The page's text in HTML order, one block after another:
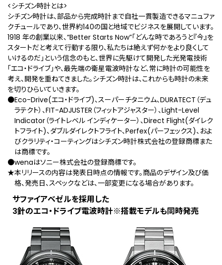
<シチズン時計とは>
シチズン時計は、部品から完成時計まで自社一貫製造できるマニュファ
クチュールであり、世界約140の国と地域でビジネスを展開しています。
1918 年の創業以来、“Better Starts Now”「どんな時であろうと『今』を
スタートだと考えて行動する限り、私たちは絶えず何かをより良くして
いけるのだ」という信念のもと、世界に先駆けて開発した光発電技術
「エコ・ドライブ」や、最先端の衛星電波時計など、常に時計の可能性を
考え、開発を重ねてきました。シチズン時計は、これからも時計の未来
を切りひらいていきます。
●Eco-Drive(エコ・ドライブ)、スーパーチタニウム、DURATECT（デュ
ラテクト）、FIT-ADJUSTER（フィットアジャスター）、Light-Level
Indicator（ライトレベル インディケーター）、Direct Flight(ダイレク
トフライト)、ダブルダイレクトフライト、Perfex(パーフェックス)、およ
びクラリティ・コーティングはシチズン時計株式会社の登録商標また
は商標です。
●wenaはソニー株式会社の登録商標です。
★本リリースの内容は発表日時点の情報です。商品のデザイン及び価
格、発売日、スペックなどは、一部変更になる場合があります。
サファイアベゼルを採用した
3針のエコ・ドライブ電波時計※搭載モデルも同時発売